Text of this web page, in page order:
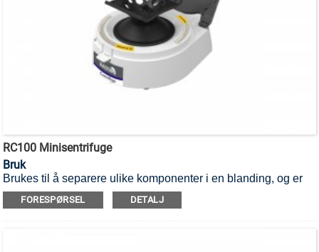
RC100 Minisentrifuge
Bruk
Brukes til å separere ulike komponenter i en blanding, og er
egnet for mikrorør og PCR-rør.
FORESPØRSEL DETALJ